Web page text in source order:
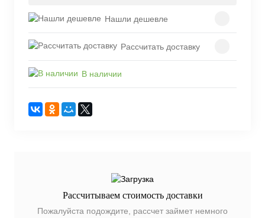
Нашли дешевле
Рассчитать доставку
В наличии
Рассчитываем стоимость доставки
Пожалуйста подождите, рассчет займет немного